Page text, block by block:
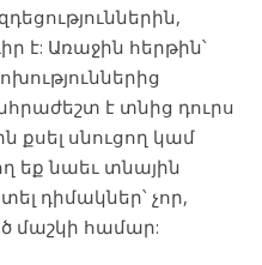
է: Առաջին հերթին՝
է տնից դուրս
քսել սնուցող կամ
եք նաեւ տնային
դիմակներ՝ չոր,
մաշկի համար: